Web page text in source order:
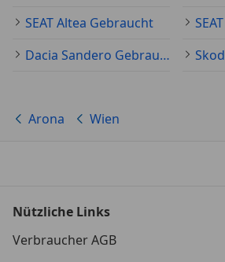
SEAT Altea Gebraucht
Dacia Sandero Gebraucht
Arona Wien
Nützliche Links
Verbraucher AGB